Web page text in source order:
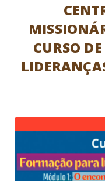
CURSO